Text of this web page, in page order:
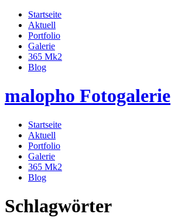
Startseite
Aktuell
Portfolio
Galerie
365 Mk2
Blog
malopho Fotogalerie
Startseite
Aktuell
Portfolio
Galerie
365 Mk2
Blog
Schlagwörter